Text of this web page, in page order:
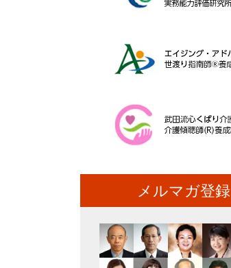
メルマガ登録